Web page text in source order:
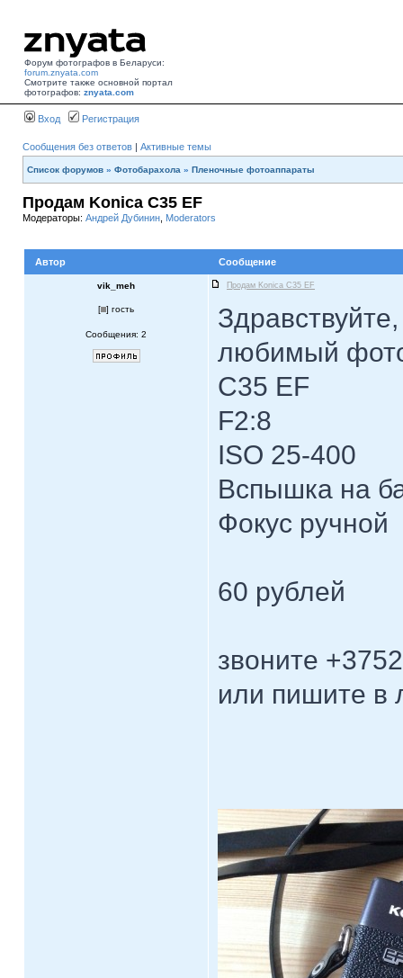
Форум фотографов в Беларуси:
forum.znyata.com
Смотрите также основной портал
фотографов: znyata.com
Вход Регистрация
Сообщения без ответов | Активные темы
Список форумов » Фотобарахола » Пленочные фотоаппараты
Продам Konica C35 EF
Модераторы: Андрей Дубинин Moderators
Автор Сообщение
vik_meh Продам Konica C35 EF
[ ] гость
Сообщения: 2
любимый
C35 EF
F2:8
ISO 25-400
Вспышка на
Фокус ручной
60 рублей
звоните
или пишите в